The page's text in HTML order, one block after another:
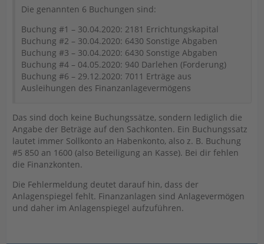
Die genannten 6 Buchungen sind:
Buchung #1 – 30.04.2020: 2181 Errichtungskapital
Buchung #2 – 30.04.2020: 6430 Sonstige Abgaben
Buchung #3 – 30.04.2020: 6430 Sonstige Abgaben
Buchung #4 – 04.05.2020: 940 Darlehen (Forderung)
Buchung #6 – 29.12.2020: 7011 Erträge aus
Ausleihungen des Finanzanlagevermögens
Das sind doch keine Buchungssätze, sondern lediglich die
Angabe der Beträge auf den Sachkonten. Ein Buchungssatz
lautet immer Sollkonto an Habenkonto, also z. B. Buchung
#5 850 an 1600 (also Beteiligung an Kasse). Bei dir fehlen
die Finanzkonten.
Die Fehlermeldung deutet darauf hin, dass der
Anlagenspiegel fehlt. Finanzanlagen sind Anlagevermögen
und daher im Anlagenspiegel aufzuführen.